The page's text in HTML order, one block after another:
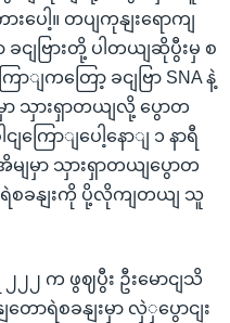
ပေါ့။ တပျကုနျးရောကျ
ျဗြားတို့ ပါတယျဆိုပွီးမှ စ
ာျကတြော့ ခငျဗြာ SNA နဲ့
သှားရှာတယျလို့ ပွောတ
ကြောျပေါ့နောျ ၁ နာရီ
မျမှာ သှားရှာတယျပွောတ
ရဲစခနျးကို ပို့လိုကျတယျ သူ
၂၂ က ဖွဈပွီး ဦးမောငျသိ
ောရဲစခနျးမှာ လှဲှပွောငျး